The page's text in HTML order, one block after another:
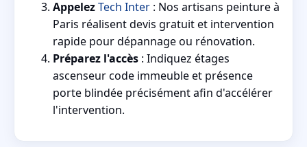
AppelezTech Inter : Nos artisans peinture à
Paris réalisent devis gratuit et intervention
rapide pour dépannage ou rénovation.
Préparez l'accès : Indiquez étages
ascenseur code immeuble et présence
porte blindée précisément afin d'accélérer
l'intervention.